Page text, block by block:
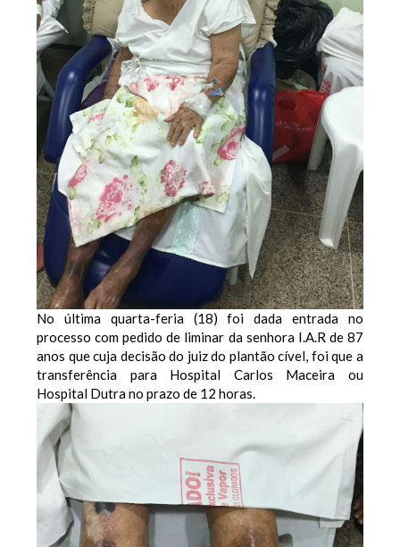
No última quarta-feria (18) foi dada entrada no
processo com pedido de liminar da senhora I.A.R de 87
anos que cuja decisão do juiz do plantão cível, foi que a
transferência para Hospital Carlos Maceira ou
Hospital Dutra no prazo de 12 horas.